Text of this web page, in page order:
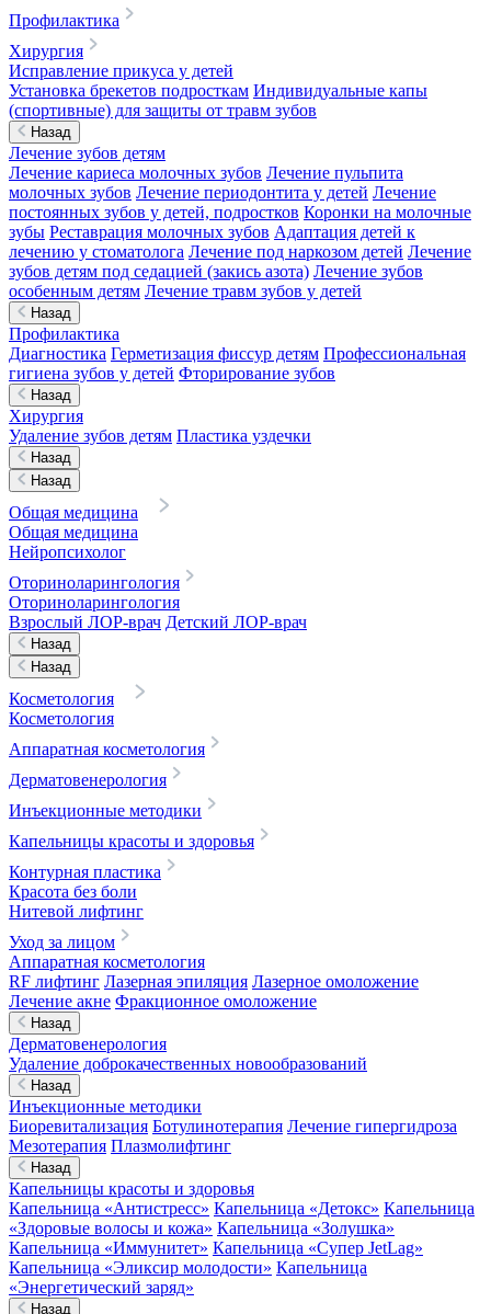
Профилактика
Хирургия
Исправление прикуса у детей
Установка брекетов подросткам Индивидуальные капы
(спортивные) для защиты от травм зубов
Назад
Лечение зубов детям
Лечение кариеса молочных зубов Лечение пульпита
молочных зубов Лечение периодонтита у детей Лечение
постоянных зубов у детей, подростков Коронки на молочные
зубы Реставрация молочных зубов Адаптация детей к
лечению у стоматолога Лечение под наркозом детей Лечение
зубов детям под седацией (закись азота) Лечение зубов
особенным детям Лечение травм зубов у детей
Назад
Профилактика
Диагностика Герметизация фиссур детям Профессиональная
гигиена зубов у детей Фторирование зубов
Назад
Хирургия
Удаление зубов детям Пластика уздечки
Назад
Назад
Общая медицина
Общая медицина
Нейропсихолог
Оториноларингология
Оториноларингология
Взрослый ЛОР-врач Детский ЛОР-врач
Назад
Назад
Косметология
Косметология
Аппаратная косметология
Дерматовенерология
Инъекционные методики
Капельницы красоты и здоровья
Контурная пластика
Красота без боли
Нитевой лифтинг
Уход за лицом
Аппаратная косметология
RF лифтинг Лазерная эпиляция Лазерное омоложение
Лечение акне Фракционное омоложение
Назад
Дерматовенерология
Удаление доброкачественных новообразований
Назад
Инъекционные методики
Биоревитализация Ботулинотерапия Лечение гипергидроза
Мезотерапия Плазмолифтинг
Назад
Капельницы красоты и здоровья
Капельница «Антистресс» Капельница «Детокс» Капельница
«Здоровые волосы и кожа» Капельница «Золушка»
Капельница «Иммунитет» Капельница «Супер JetLag»
Капельница «Эликсир молодости» Капельница
«Энергетический заряд»
Назад